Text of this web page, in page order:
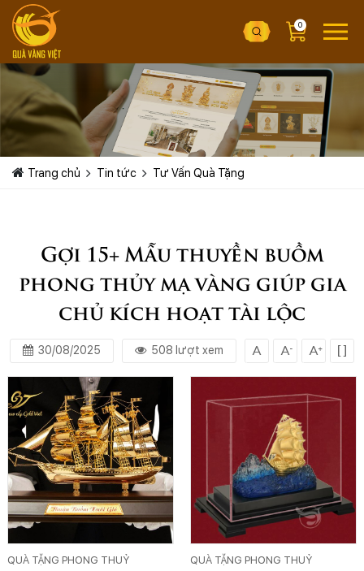
0
Trang chủ Tin tức Tư Vấn Quà Tặng
Gợi 15+ Mẫu thuyền buồm
phong thủy mạ vàng giúp gia
chủ kích hoạt tài lộc
30/08/2025 508 lượt xem
QUÀ TẶNG PHONG THUỶ QUÀ TẶNG PHONG THUỶ